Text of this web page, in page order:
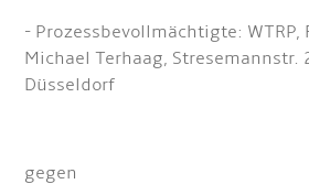
- Prozessbevollmächtigte: WTRP,
Michael Terhaag, Stresemannstr.
Düsseldorf
gegen